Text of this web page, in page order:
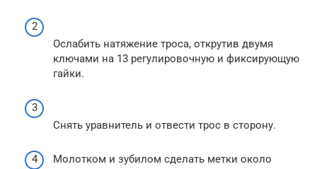
Ослабить натяжение троса, открутив двумя
ключами на 13 регулировочную и фиксирующую
гайки.
Снять уравнитель и отвести трос в сторону.
Молотком и зубилом сделать метки около